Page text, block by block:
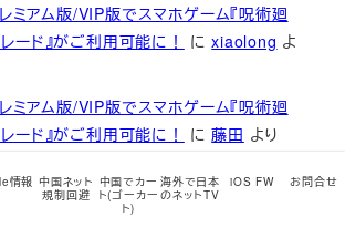
ミアム版/VIP版でスマホゲーム『呪術廻
ード』がご利用可能に！
にxiaolong よ
ミアム版/VIP版でスマホゲーム『呪術廻
ード』がご利用可能に！
に藤田 より
15 Pro Max 1TB ナチュラルチタニウ
物理デュアルSIM版）を発売日当日に開封
情報 中国ネット
規制回避
中国でカー
ト(ゴーカー
ト)
海外で日本
のネットTV
iOS FW お問合せ